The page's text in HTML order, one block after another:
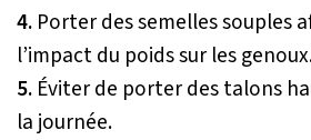
4. Porter des semelles souples
l’impact du poids sur les
5. Éviter de porter des talons
la journée.